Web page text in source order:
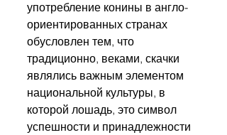
употребление конины в англо-
ориентированных странах
обусловлен тем, что
традиционно, веками, скачки
являлись важным элементом
национальной культуры, в
которой лошадь, это символ
успешности и принадлежности